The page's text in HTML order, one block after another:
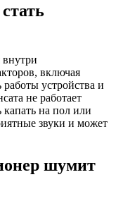
внутри
включая
устройства и
не работает
на пол или
звуки и может
шумит